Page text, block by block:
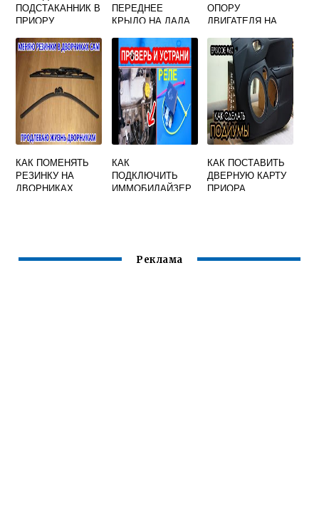
ПОДСТАКАННИК В
ПРИОРУ
ПЕРЕДНЕЕ
КРЫЛО НА ЛАДА
ОПОРУ
ДВИГАТЕЛЯ НА
КАК ПОМЕНЯТЬ
РЕЗИНКУ НА
ДВОРНИКАХ
КАК
ПОДКЛЮЧИТЬ
ИММОБИЛАЙЗЕР
КАК ПОСТАВИТЬ
ДВЕРНУЮ КАРТУ
ПРИОРА
Реклама